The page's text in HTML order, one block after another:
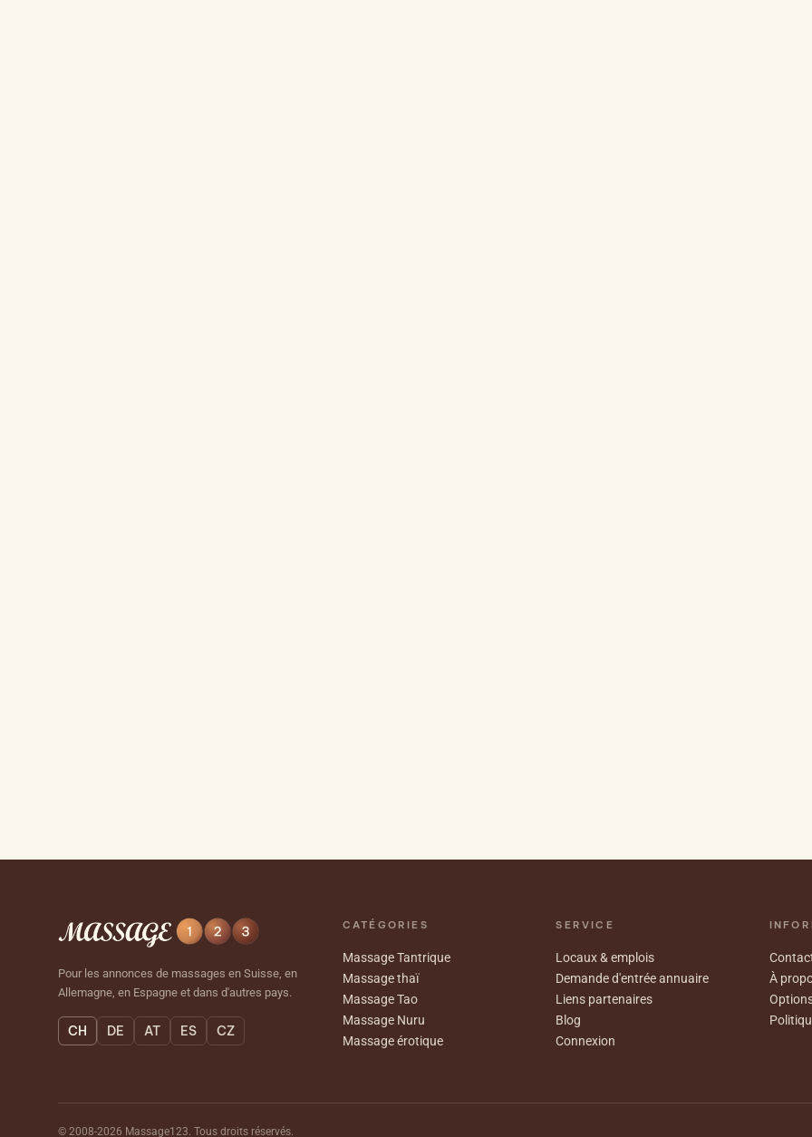
Pour les annonces de massages en Suisse, en
Allemagne, en Espagne et dans d'autres pays.
CH DE AT ES CZ
CATÉGORIES
Massage Tantrique
Massage thaï
Massage Tao
Massage Nuru
Massage érotique
SERVICE
Locaux & emplois
Demande d'entrée annuaire
Liens partenaires
Blog
Connexion
À
© 2008-2026 Massage123. Tous droits réservés.